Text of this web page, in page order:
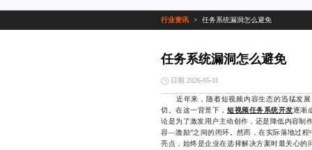
行业资讯 > 任务系统漏洞怎么避免
任务系统漏洞怎么避免
日期 2026-05-31
近年来，随着短视频内容生态的迅猛发展
切。在这一背景下，短视频任务系统开发逐渐
论是为了激发用户主动创作，还是降低内容制
容—激励”之间的闭环。然而，在实际落地过
亮点，始终是企业在选择解决方案时最关心